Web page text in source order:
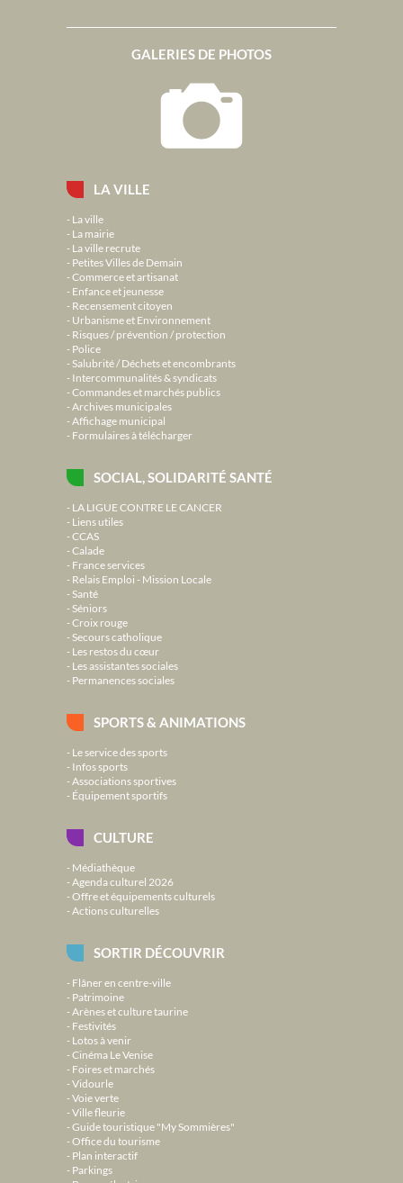
LA VILLE
La ville
La mairie
La ville recrute
Petites Villes de Demain
Commerce et artisanat
Enfance et jeunesse
Recensement citoyen
Urbanisme et Environnement
Risques / prévention / protection
Police
Salubrité / Déchets et encombrants
Intercommunalités & syndicats
Commandes et marchés publics
Archives municipales
Affichage municipal
Formulaires à télécharger
SOCIAL, SOLIDARITÉ SANTÉ
LA LIGUE CONTRE LE CANCER
Liens utiles
CCAS
Calade
France services
Relais Emploi - Mission Locale
Santé
Séniors
Croix rouge
Secours catholique
Les restos du cœur
Les assistantes sociales
Permanences sociales
SPORTS & ANIMATIONS
Le service des sports
Infos sports
Associations sportives
Équipement sportifs
CULTURE
Médiathèque
Agenda culturel 2026
Offre et équipements culturels
Actions culturelles
SORTIR DÉCOUVRIR
Flâner en centre-ville
Patrimoine
Arènes et culture taurine
Festivités
Lotos à venir
Cinéma Le Venise
Foires et marchés
Vidourle
Voie verte
Ville fleurie
Guide touristique "My Sommières"
Office du tourisme
Plan interactif
Parkings
GALERIES DE PHOTOS